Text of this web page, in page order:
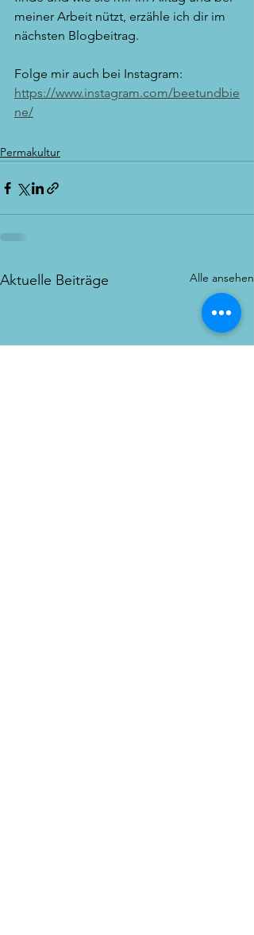
meiner Arbeit nützt, erzähle ich dir im
nächsten Blogbeitrag.
Folge mir auch bei Instagram:
https://www.instagram.com/beetundbie
ne/
Permakultur
Aktuelle Beiträge Alle ansehen